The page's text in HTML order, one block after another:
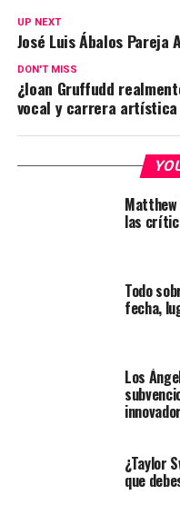
UP NEXT
José Luis Ábalos Pareja
DON'T MISS
¿Ioan Gruffudd
vocal y carrera artística
las
Todo
fecha,
Los
¿Taylor
que